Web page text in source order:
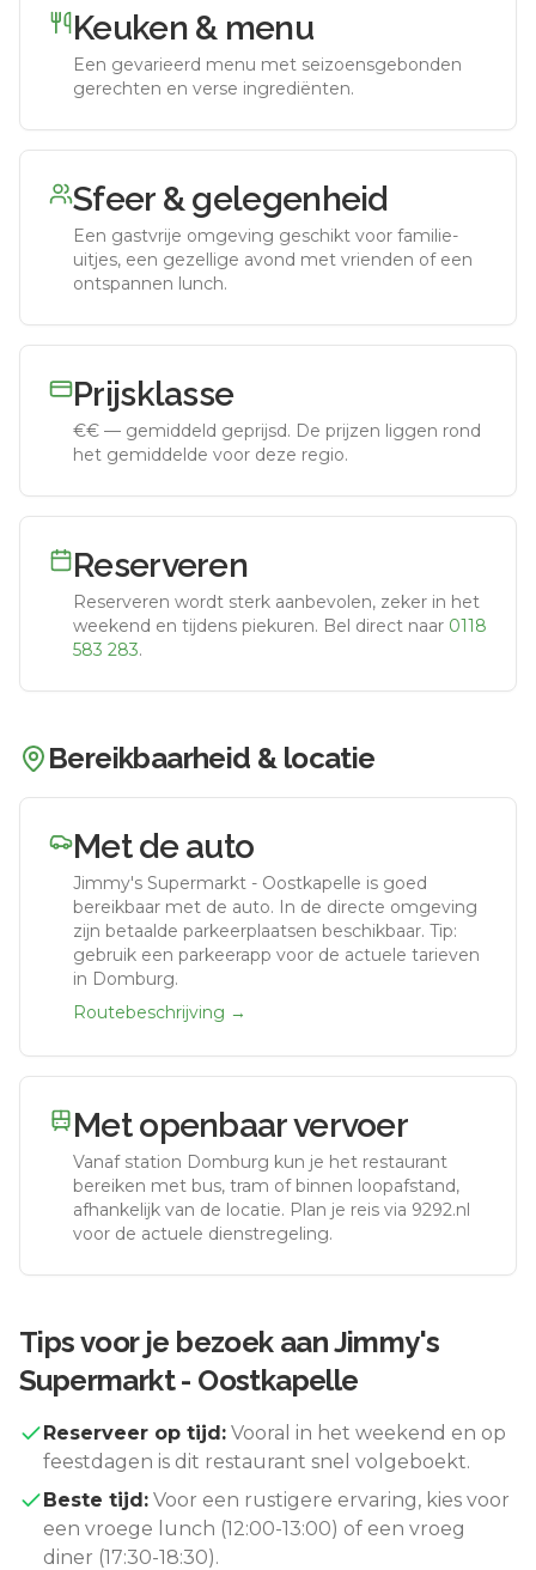
Keuken & menu
Een gevarieerd menu met seizoensgebonden
gerechten en verse ingrediënten.
Sfeer & gelegenheid
Een gastvrije omgeving geschikt voor familie-
uitjes, een gezellige avond met vrienden of een
ontspannen lunch.
Prijsklasse
€€ — gemiddeld geprijsd. De prijzen liggen rond
het gemiddelde voor deze regio.
Reserveren
Reserveren wordt sterk aanbevolen, zeker in het
weekend en tijdens piekuren. Bel direct naar 0118
583 283.
Bereikbaarheid & locatie
Met de auto
Jimmy's Supermarkt - Oostkapelle is goed
bereikbaar met de auto. In de directe omgeving
zijn betaalde parkeerplaatsen beschikbaar. Tip:
gebruik een parkeerapp voor de actuele tarieven
in Domburg.
Routebeschrijving →
Met openbaar vervoer
Vanaf station Domburg kun je het restaurant
bereiken met bus, tram of binnen loopafstand,
afhankelijk van de locatie. Plan je reis via 9292.nl
voor de actuele dienstregeling.
Tips voor je bezoek aanJimmy's
Supermarkt - Oostkapelle
Reserveer op tijd: Vooral in het weekend en op
feestdagen is dit restaurant snel volgeboekt.
Beste tijd: Voor een rustigere ervaring, kies voor
een vroege lunch (12:00-13:00) of een vroeg
diner (17:30-18:30).